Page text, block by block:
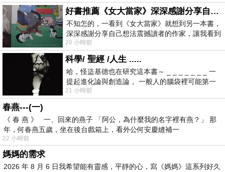
好書推薦《女大當家》深深感謝分享自己想法震撼讀者的作家，讓我看到不同樣貌的家庭！
不知怎的，一看到《女大當家》就想到另一本書，
深深感謝分享自己想法震撼讀者的作家，讓我看到
不同樣貌的家庭！ 《女大
20 小時前
科學/ 聖經 /人生 .....
哈，怪盜基德也在研究這本書～ _ _ _ _ _ _ _ 一
提起進化論與創造論， 一般人的腦袋裡可能第一
時間就有「 進化論很科
21 小時前
春燕---(一)
《 春 燕 》 一、回來的燕子 「阿公，為什麼我的名字裡有燕？」 那
年，何春燕五歲，坐在後台戲箱上，看外公何安慶縫補一
22 小時前
媽媽的需求
2026 年 8 月 6 日我希望能有靈感，平靜的心，寫《媽媽》這系列好久